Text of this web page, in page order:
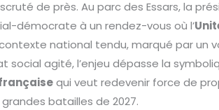
de près. Au parc des Essars, la
démocrate à un rendez-vous où l’
national tendu, marqué par un
agité, l’enjeu dépasse la
qui veut redevenir force de
grandes batailles de 2027.